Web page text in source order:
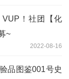
！社团【化
~
2022-08-16
品图鉴001号史